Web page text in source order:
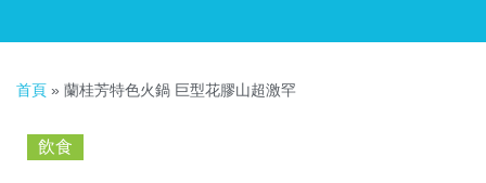
首頁 » 蘭桂芳特色火鍋 巨型花膠山超激罕
飲食